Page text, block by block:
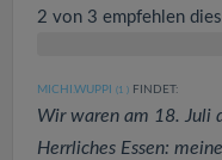
2 von 3 empfehlen
MICHI.WUPPI (1 ) FINDET:
Wir waren am 18. Juli
Herrliches Essen: